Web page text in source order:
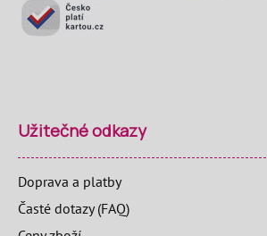
Užitečné odkazy
Doprava a platby
Časté dotazy (FAQ)